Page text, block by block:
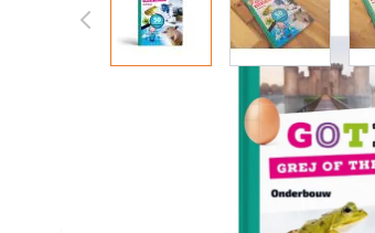
Eigenschappen /Grej